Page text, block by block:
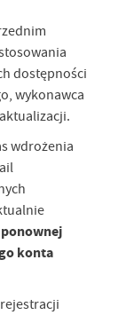
dostępności
wykonawca
wdrożenia
konta